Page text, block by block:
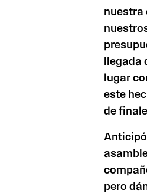
nuestra
llegada
lugar
este
de
pero